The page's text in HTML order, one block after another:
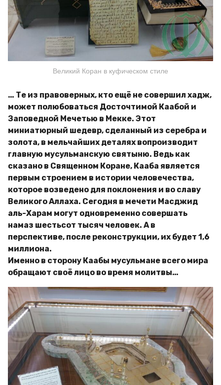
Великий Коран в куфическом стиле
… Те из правоверных, кто ещё не совершил хадж,
может полюбоваться Досточтимой Каабой и
Заповедной Мечетью в Мекке. Этот
миниатюрный шедевр, сделанный из серебра и
золота, в мельчайших деталях вопроизводит
главную мусульманскую святыню. Ведь как
сказано в Священном Коране, Кааба является
первым строением в истории человечества,
которое возведено для поклонения и во славу
Великого Аллаха. Сегодня в мечети Масджид
аль-Харам могут одновременно совершать
намаз шестьсот тысяч человек. А в
перспективе, после реконструкции, их будет 1,6
миллиона.
Именно в сторону Каабы мусульмане всего мира
обращают своё лицо во время молитвы…